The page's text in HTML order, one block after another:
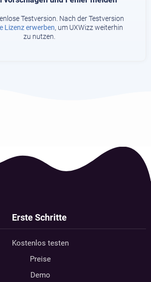
Testversion. Nach der Testversion
Lizenz erwerben, um UXWizz weiterhin
zu nutzen.
Erste Schritte
Kostenlos testen
Preise
Demo